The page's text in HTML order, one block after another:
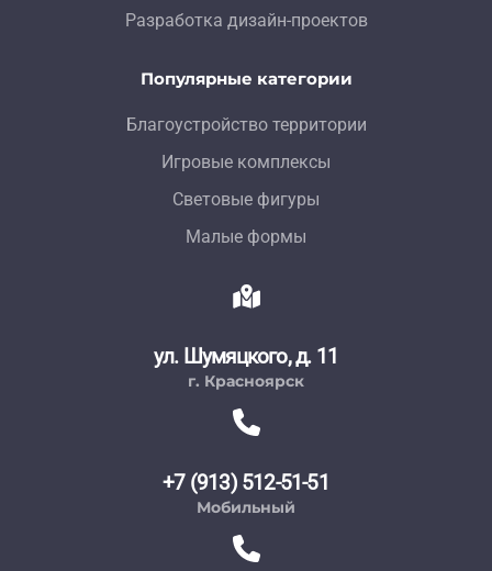
Разработка дизайн-проектов
Популярные категории
Благоустройство территории
Игровые комплексы
Световые фигуры
Малые формы
ул. Шумяцкого, д. 11
г. Красноярск
+7 (913) 512-51-51
Мобильный